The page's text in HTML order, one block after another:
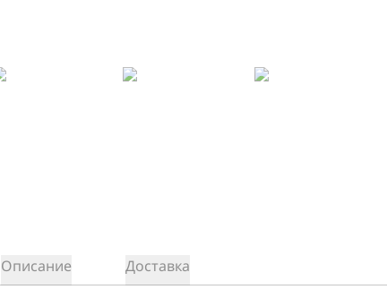
Описание Доставка